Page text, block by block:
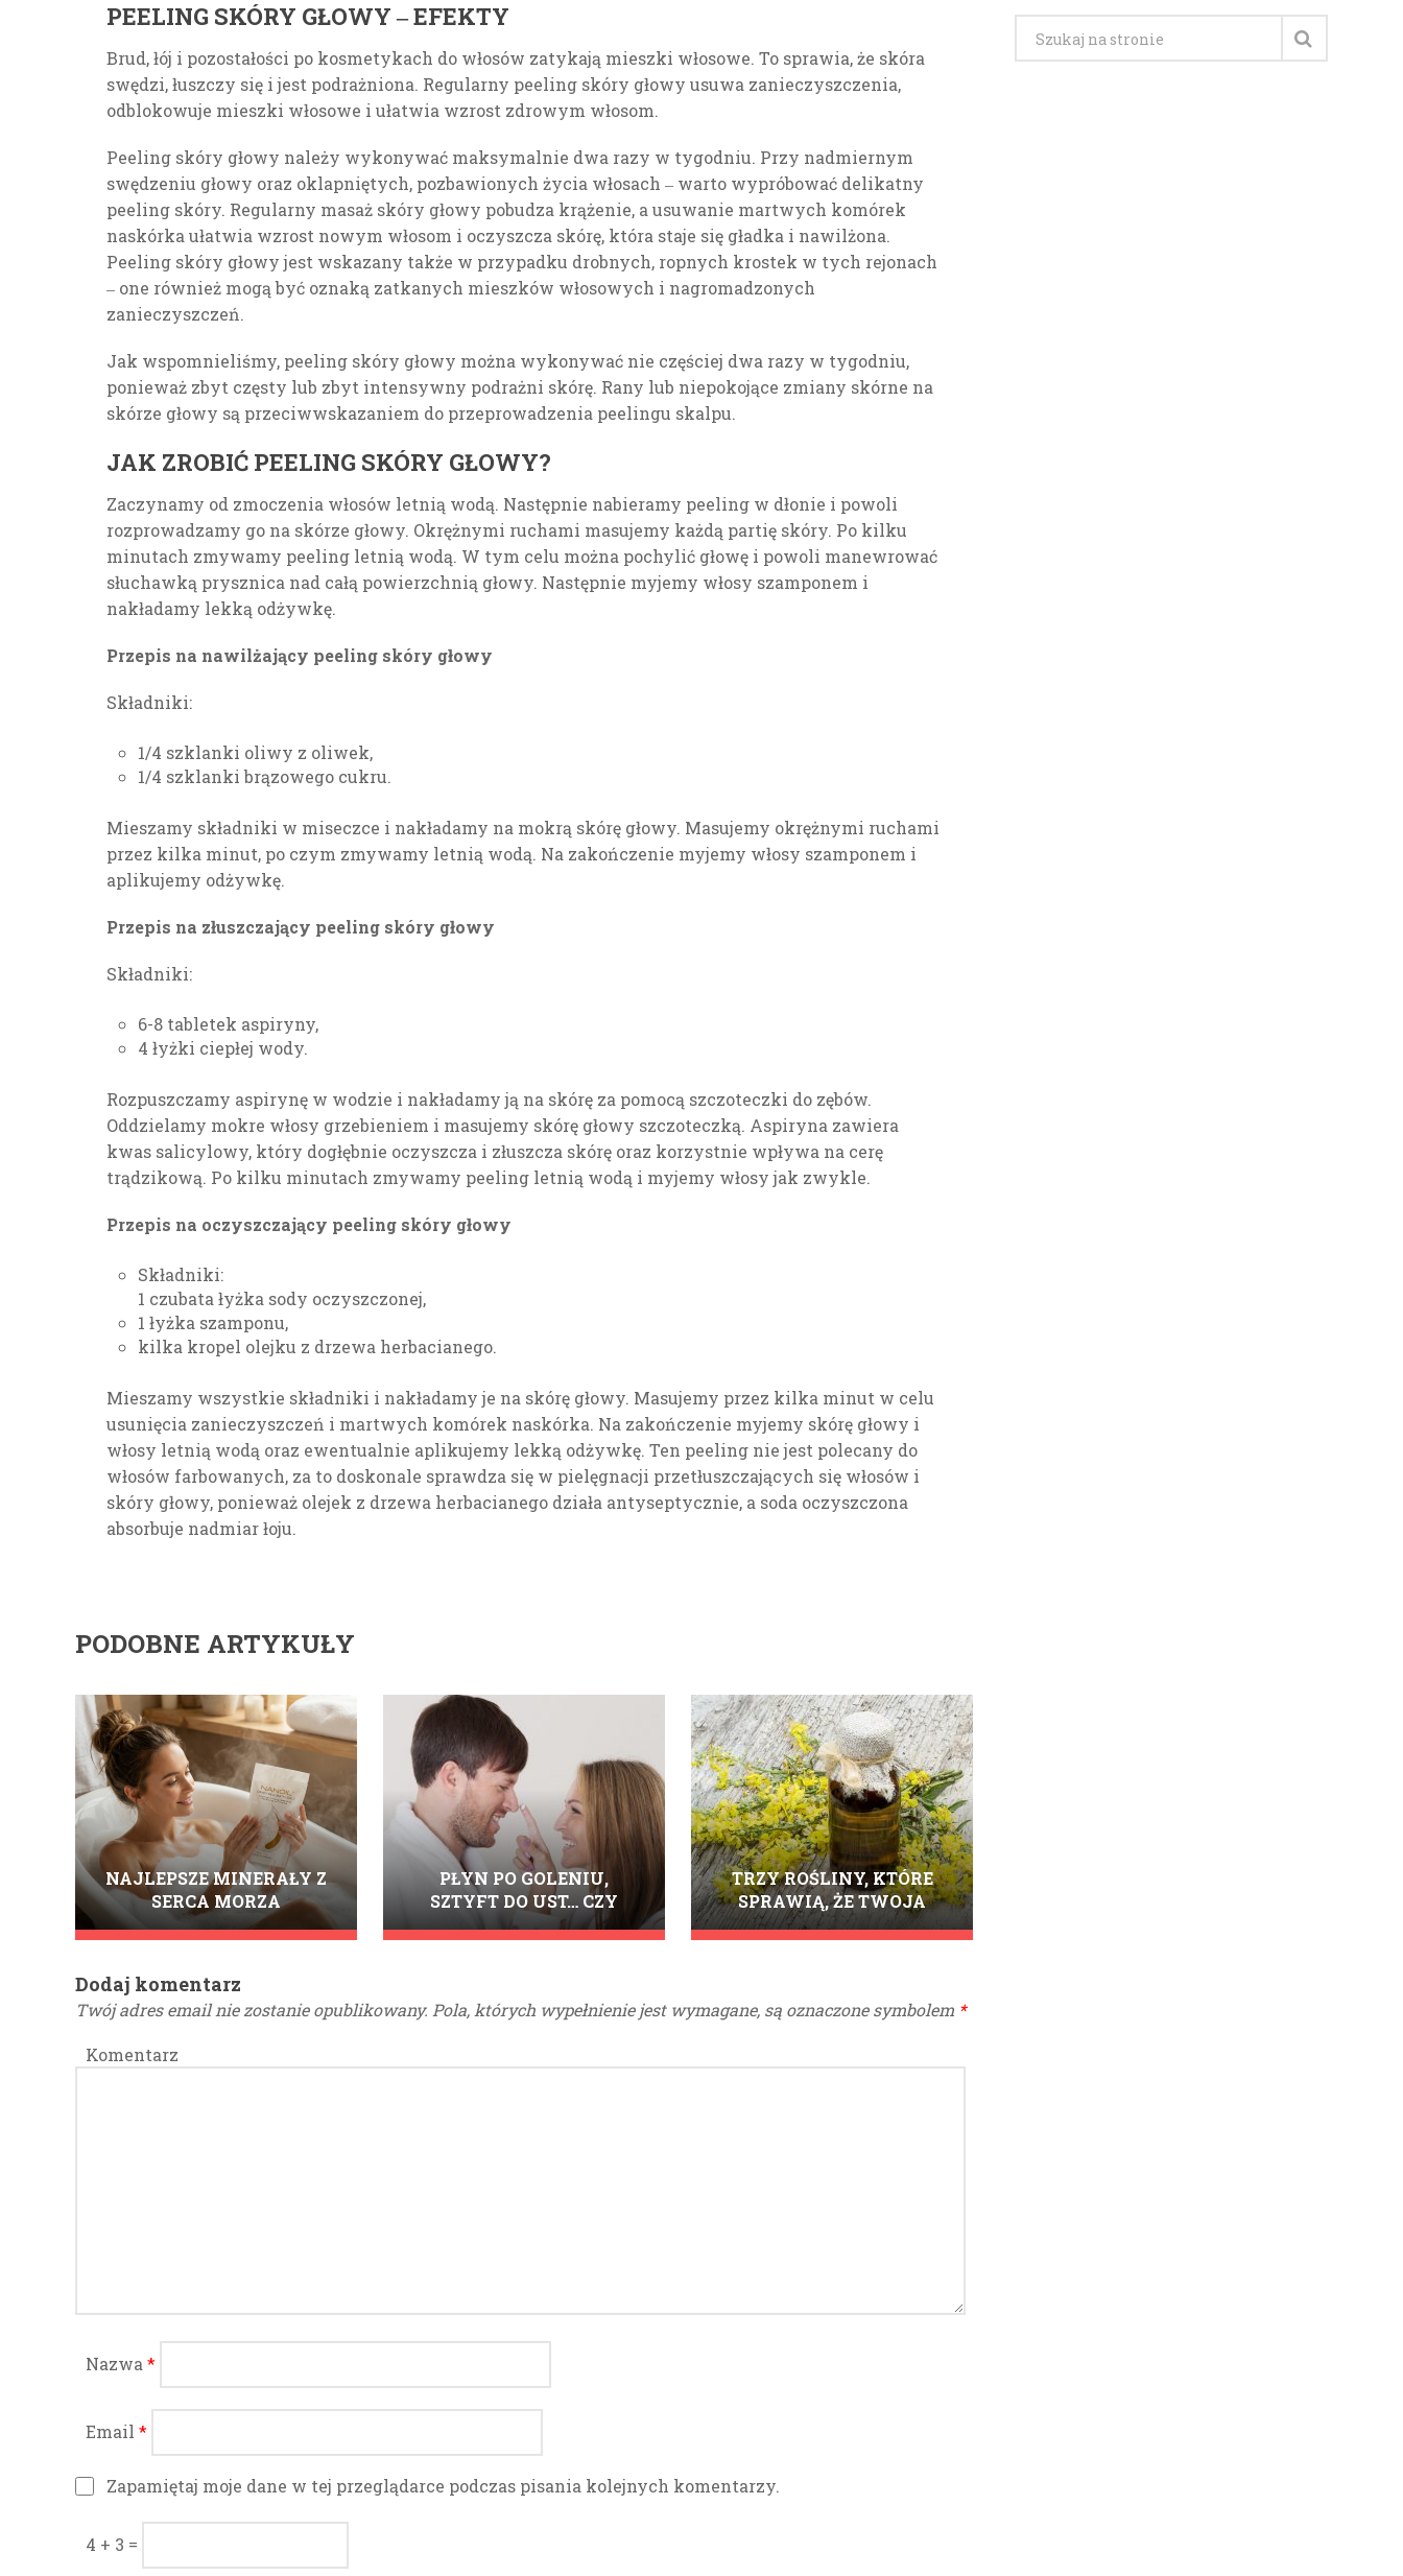
PEELING SKÓRY GŁOWY ‒ EFEKTY
Brud, łój i pozostałości po kosmetykach do włosów zatykają mieszki włosowe. To sprawia, że skóra
swędzi, łuszczy się i jest podrażniona. Regularny peeling skóry głowy usuwa zanieczyszczenia,
odblokowuje mieszki włosowe i ułatwia wzrost zdrowym włosom.
Peeling skóry głowy należy wykonywać maksymalnie dwa razy w tygodniu. Przy nadmiernym
swędzeniu głowy oraz oklapniętych, pozbawionych życia włosach ‒ warto wypróbować delikatny
peeling skóry. Regularny masaż skóry głowy pobudza krążenie, a usuwanie martwych komórek
naskórka ułatwia wzrost nowym włosom i oczyszcza skórę, która staje się gładka i nawilżona.
Peeling skóry głowy jest wskazany także w przypadku drobnych, ropnych krostek w tych rejonach
‒ one również mogą być oznaką zatkanych mieszków włosowych i nagromadzonych
zanieczyszczeń.
Jak wspomnieliśmy, peeling skóry głowy można wykonywać nie częściej dwa razy w tygodniu,
ponieważ zbyt częsty lub zbyt intensywny podrażni skórę. Rany lub niepokojące zmiany skórne na
skórze głowy są przeciwwskazaniem do przeprowadzenia peelingu skalpu.
JAK ZROBIĆ PEELING SKÓRY GŁOWY?
Zaczynamy od zmoczenia włosów letnią wodą. Następnie nabieramy peeling w dłonie i powoli
rozprowadzamy go na skórze głowy. Okrężnymi ruchami masujemy każdą partię skóry. Po kilku
minutach zmywamy peeling letnią wodą. W tym celu można pochylić głowę i powoli manewrować
słuchawką prysznica nad całą powierzchnią głowy. Następnie myjemy włosy szamponem i
nakładamy lekką odżywkę.
Przepis na nawilżający peeling skóry głowy
Składniki:
1/4 szklanki oliwy z oliwek,
1/4 szklanki brązowego cukru.
Mieszamy składniki w miseczce i nakładamy na mokrą skórę głowy. Masujemy okrężnymi ruchami
przez kilka minut, po czym zmywamy letnią wodą. Na zakończenie myjemy włosy szamponem i
aplikujemy odżywkę.
Przepis na złuszczający peeling skóry głowy
Składniki:
6-8 tabletek aspiryny,
4 łyżki ciepłej wody.
Rozpuszczamy aspirynę w wodzie i nakładamy ją na skórę za pomocą szczoteczki do zębów.
Oddzielamy mokre włosy grzebieniem i masujemy skórę głowy szczoteczką. Aspiryna zawiera
kwas salicylowy, który dogłębnie oczyszcza i złuszcza skórę oraz korzystnie wpływa na cerę
trądzikową. Po kilku minutach zmywamy peeling letnią wodą i myjemy włosy jak zwykle.
Przepis na oczyszczający peeling skóry głowy
Składniki:
1 czubata łyżka sody oczyszczonej,
1 łyżka szamponu,
kilka kropel olejku z drzewa herbacianego.
Mieszamy wszystkie składniki i nakładamy je na skórę głowy. Masujemy przez kilka minut w celu
usunięcia zanieczyszczeń i martwych komórek naskórka. Na zakończenie myjemy skórę głowy i
włosy letnią wodą oraz ewentualnie aplikujemy lekką odżywkę. Ten peeling nie jest polecany do
włosów farbowanych, za to doskonale sprawdza się w pielęgnacji przetłuszczających się włosów i
skóry głowy, ponieważ olejek z drzewa herbacianego działa antyseptycznie, a soda oczyszczona
absorbuje nadmiar łoju.
PODOBNE ARTYKUŁY
NAJLEPSZE MINERAŁY Z
SERCA MORZA
MARTWEGO. JAK SÓL DO
KĄPIELI NANOIL DEAD
ODMIENIĆ SKÓRĘ?
PŁYN PO GOLENIU,
SZTYFT DO UST… CZY
ISTNIEJĄ KOSMETYKI,
KTÓRYCH MOGĄ UŻYWAĆ
TRZY ROŚLINY, KTÓRE
SPRAWIĄ, ŻE TWOJA
SKÓRA BĘDZIE PIĘKNA I
ZDROWA
Dodaj komentarz
Twój adres email nie zostanie opublikowany. Pola, których wypełnienie jest wymagane, są oznaczone symbolem *
Komentarz
Nazwa*
Email *
Zapamiętaj moje dane w tej przeglądarce podczas pisania kolejnych komentarzy.
4 + 3 =